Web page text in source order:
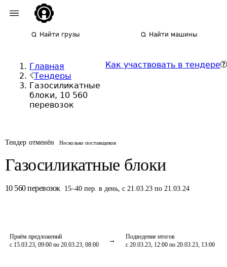
Найти грузы Найти машины
Главная
Тендеры
Газосиликатные
блоки, 10 560
перевозок
Как участвовать в тендере
Тендер отменён Несколько поставщиков
Газосиликатные блоки
10 560 перевозок 15–40 пер. в день, с 21.03.23 по 21.03.24
Приём предложений
с 15.03.23, 09:00 по 20.03.23, 08:00
Подведение итогов
с 20.03.23, 12:00 по 20.03.23, 13:00